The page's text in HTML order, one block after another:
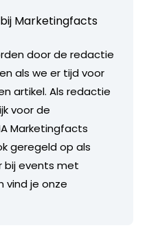
Marketingfacts
door de redactie
als we er tijd voor
artikel. Als redactie
voor de
Marketingfacts
geregeld op als
events met
vind je onze